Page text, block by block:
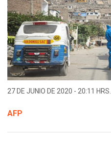
27 DE JUNIO DE 2020 - 20:11 HRS.
AFP